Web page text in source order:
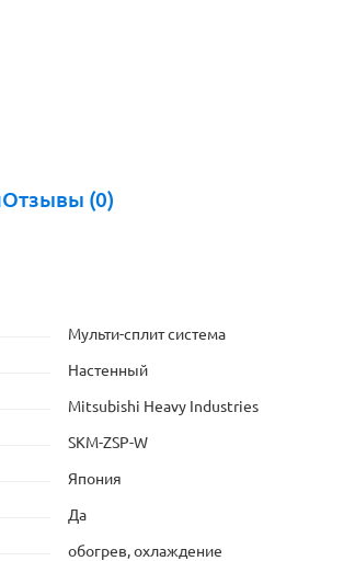
Отзывы (0)
Мульти-сплит система
Настенный
Mitsubishi Heavy Industries
SKM-ZSP-W
Япония
Да
обогрев, охлаждение